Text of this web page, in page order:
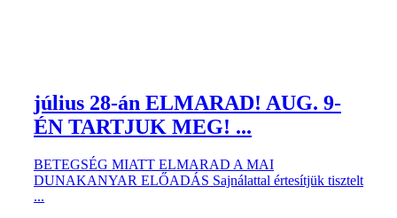
július 28-án ELMARAD! AUG. 9-
ÉN TARTJUK MEG! ...
BETEGSÉG MIATT ELMARAD A MAI
DUNAKANYAR ELŐADÁS Sajnálattal értesítjük tisztelt
...